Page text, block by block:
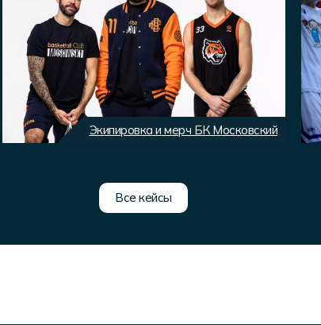
Экипировка и мерч БК Московский
Все кейсы